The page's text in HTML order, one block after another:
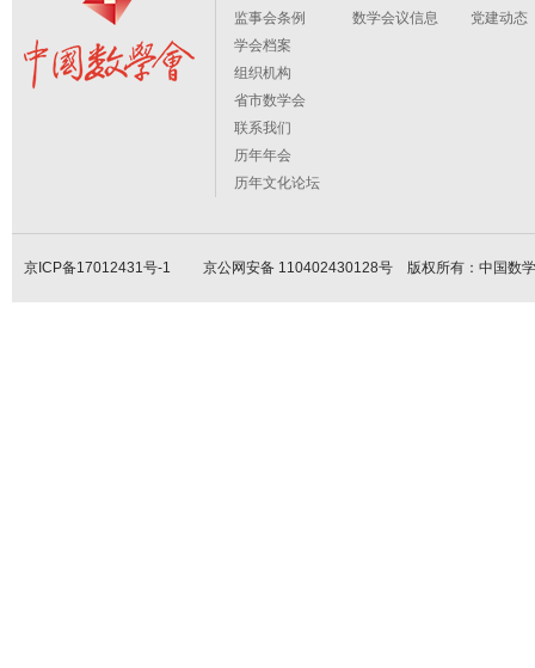
监事会条例
学会档案
组织机构
省市数学会
联系我们
历年年会
历年文化论坛
数学会议信息
党建动态
京ICP备17012431号-1 京公网安备 110402430128号 版权所有：中国